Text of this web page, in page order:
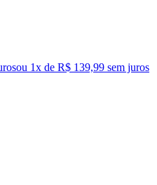
ou 1x de R$ 139,99 sem juros